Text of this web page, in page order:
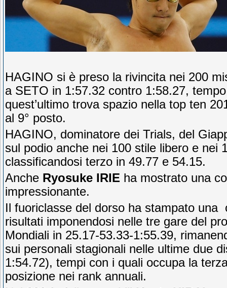
HAGINO si è preso la rivincita nei 200
a SETO in 1:57.32 contro 1:58.27,
quest’ultimo trova spazio nella top ten
al 9° posto.
HAGINO, dominatore dei Trials, del
sul podio anche nei 100 stile libero e nei
classificandosi terzo in 49.77 e 54.15.
Anche Ryosuke IRIE ha mostrato una
impressionante.
Il fuoriclasse del dorso ha stampato una
risultati imponendosi nelle tre gare del
Mondiali in 25.17-53.33-1:55.39,
sui personali stagionali nelle ultime due
1:54.72), tempi con i quali occupa la
posizione nei rank annuali.